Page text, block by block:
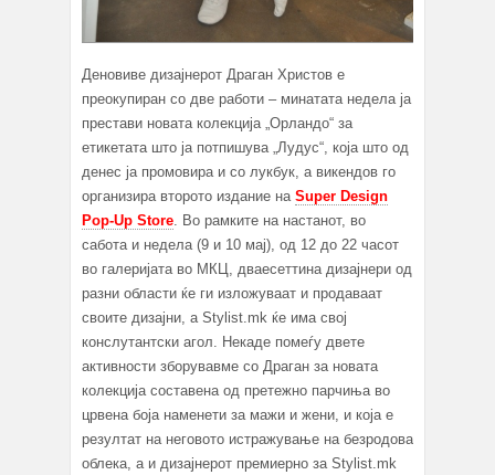
Деновиве дизајнерот Драган Христов е
преокупиран со две работи – минатата недела ја
престави новата колекција „Орландо“ за
етикетата што ја потпишува „Лудус“, која што од
денес ја промовира и со лукбук, а викендов го
организира второто издание на Super Design
Pop-Up Store . Во рамките на настанот, во
сабота и недела (9 и 10 мај), од 12 до 22 часот
во галеријата во МКЦ, дваесеттина дизајнери од
разни области ќе ги изложуваат и продаваат
своите дизајни, а Stylist.mk ќе има свој
конслутантски агол. Некаде помеѓу двете
активности зборувавме со Драган за новата
колекција составена од претежно парчиња во
црвена боја наменети за мажи и жени, и која е
резултат на неговото истражување на безродова
облека, а и дизајнерот премиерно за Stylist.mk